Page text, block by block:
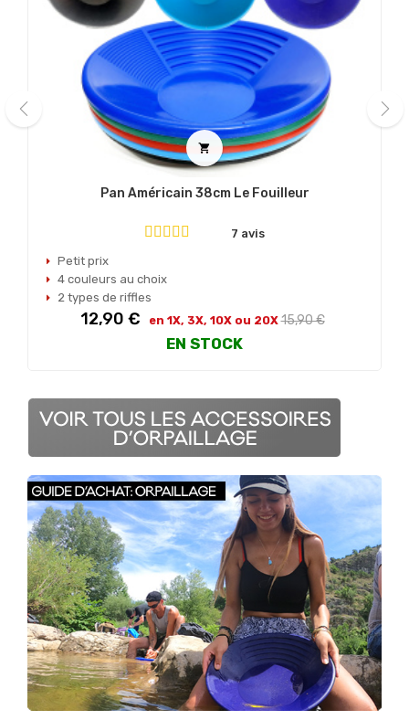

Pan Américain 38cm Le Fouilleur
7 avis
Petit prix
4 couleurs au choix
2 types de riffles
Prix
12,90 € en 1X, 3X, 10X ou 20X Prix
15,90 €
EN STOCK